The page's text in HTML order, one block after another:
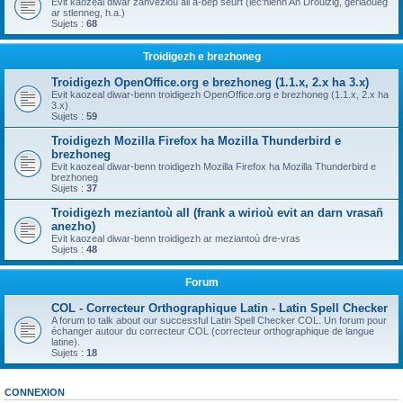
ar stlenneg, h.a.)
Sujets : 68
Troidigezh e brezhoneg
Troidigezh OpenOffice.org e brezhoneg (1.1.x, 2.x ha 3.x)
Evit kaozeal diwar-benn troidigezh OpenOffice.org e brezhoneg (1.1.x, 2.x ha
3.x)
Sujets : 59
Troidigezh Mozilla Firefox ha Mozilla Thunderbird e
brezhoneg
Evit kaozeal diwar-benn troidigezh Mozilla Firefox ha Mozilla Thunderbird e
brezhoneg
Sujets : 37
Troidigezh meziantoù all (frank a wirioù evit an darn vrasañ
anezho)
Evit kaozeal diwar-benn troidigezh ar meziantoù dre-vras
Sujets : 48
Forum
COL - Correcteur Orthographique Latin - Latin Spell Checker
A forum to talk about our successful Latin Spell Checker COL. Un forum pour
échanger autour du correcteur COL (correcteur orthographique de langue
latine).
Sujets : 18
CONNEXION